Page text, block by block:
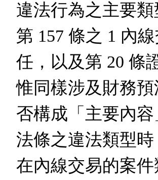
違法行為之主要
第 157 條之 1 內
任，以及第 20 條
惟同樣涉及財務
否構成「主要內
法條之違法類型
在內線交易的案